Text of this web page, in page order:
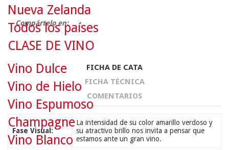
Compártelo en:
FICHA DE CATA
FICHA TÉCNICA
COMENTARIOS
Fase Visual:
La intensidad de su color amarillo verdoso y
su atractivo brillo nos invita a pensar que
estamos ante un gran vino.
Nueva Zelanda
Todos los países
CLASE DE VINO
Vino Dulce
Vino de Hielo
Vino Espumoso
Champagne
Vino Blanco